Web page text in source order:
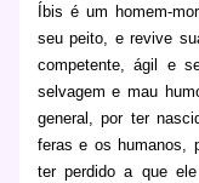
Íbis é um homem-
seu peito, e revive
competente, ágil e
selvagem e mau
general, por ter
feras e os humanos,
ter perdido a que